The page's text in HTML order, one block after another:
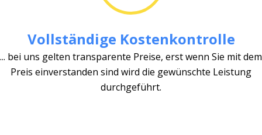
Vollständige Kostenkontrolle
... bei uns gelten transparente Preise, erst wenn Sie mit dem
Preis einverstanden sind wird die gewünschte Leistung
durchgeführt.